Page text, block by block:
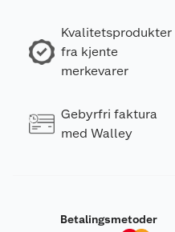
Kvalitetsprodukter
fra kjente
merkevarer
Gebyrfri faktura
med Walley
Betalingsmetoder